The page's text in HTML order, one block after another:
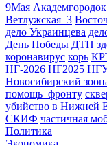
9Мая
Ветлужская_3
дело Украинцева
День Победы ДТП
коронавирус корь
НГ-2026 НГ2025
Новосибирский
помощь_фронту
убийство в Нижней
СКИФ частичная
Политика